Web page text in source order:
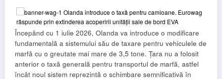
Începând cu 1 iulie 2026, Olanda va introduce o modificare
fundamentală a sistemului său de taxare pentru vehiculele de
marfă cu o greutate mai mare de 3,5 tone. Țara nu a folosit
anterior o taxă generală pentru transportul de marfă, astfel
încât noul sistem reprezintă o schimbare semnificativă în